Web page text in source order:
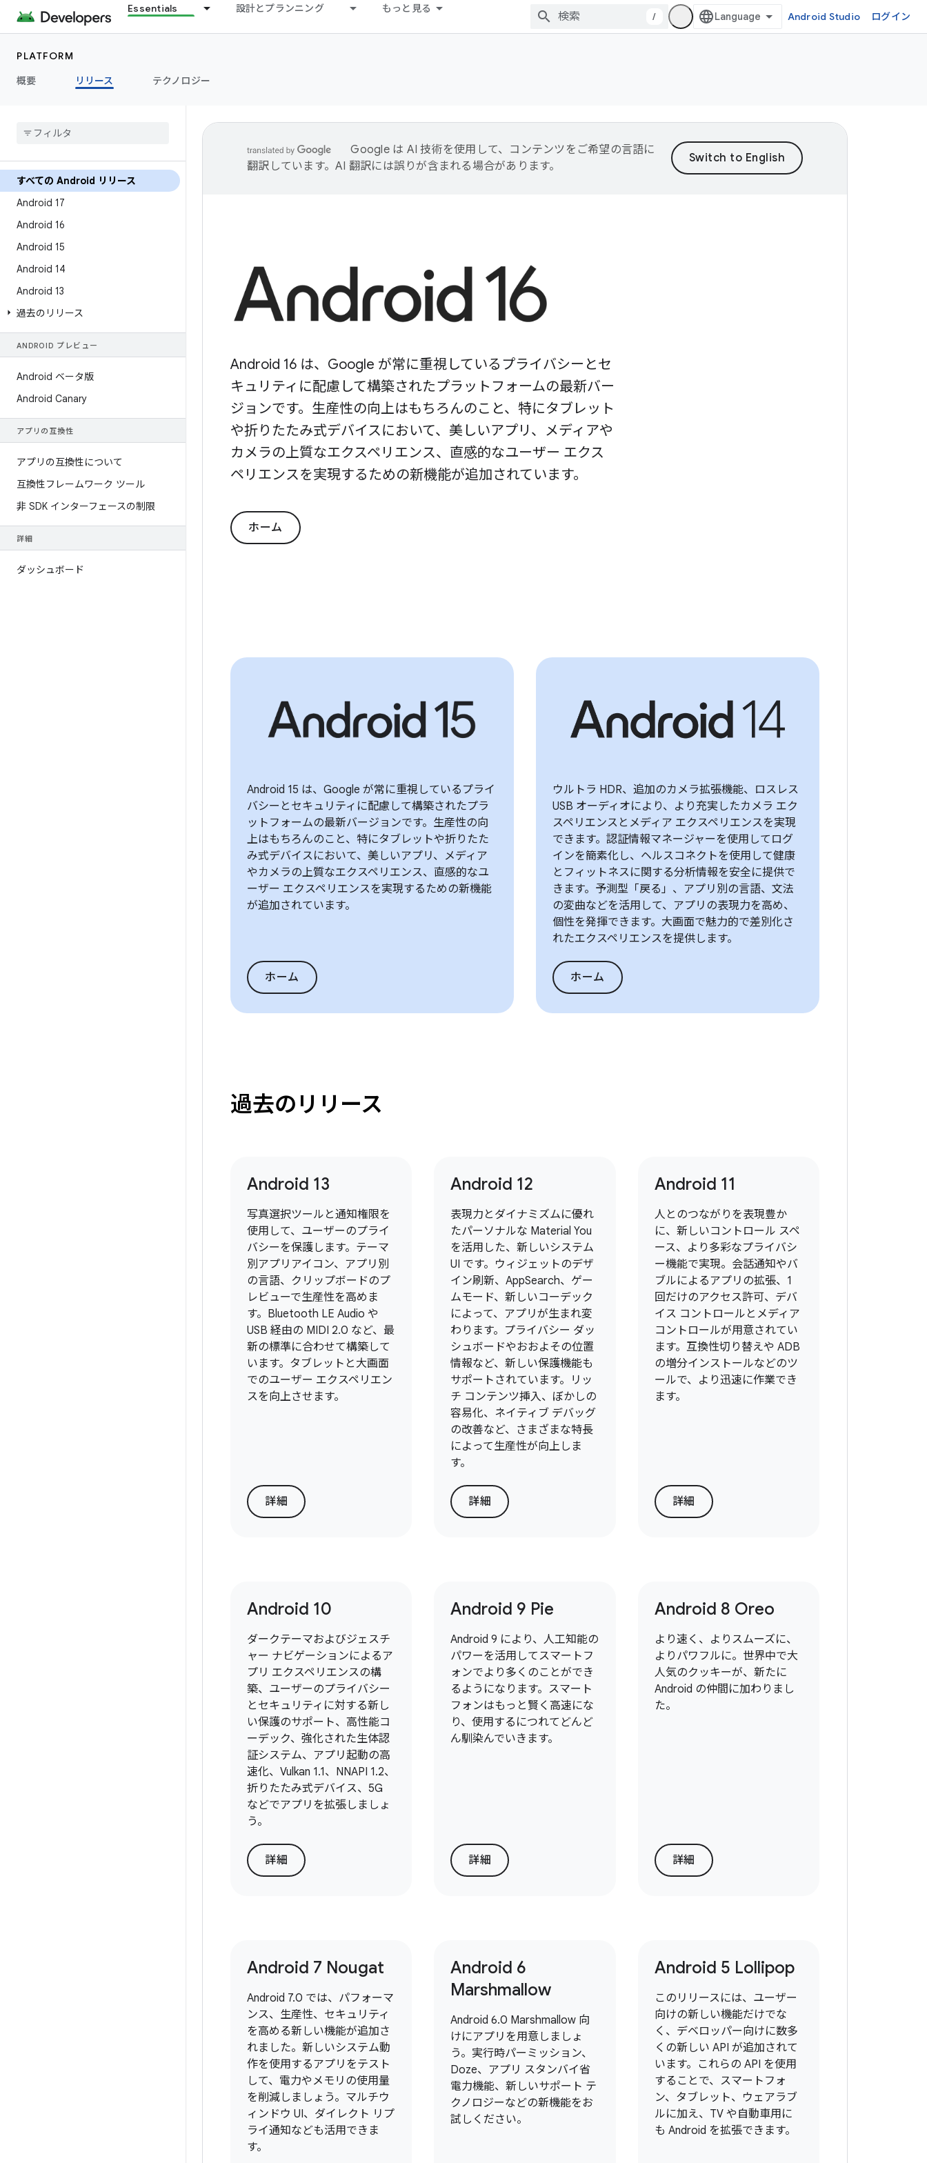
Essentials 設計とプランニング もっと見る
/ Android Studio ログイン
PLATFORM
概要
リリース テクノロジー
すべての Android リリース
Android 17
Android 16
Android 15
Android 14
Android 13
過去のリリース
ANDROID プレビュー
Android ベータ版
Android Canary
アプリの互換性
アプリの互換性について
互換性フレームワーク ツール
非 SDK インターフェースの制限
詳細
ダッシュボード
Google は AI 技術を使用して、コンテンツをご希望の言語に
翻訳しています。AI 翻訳には誤りが含まれる場合があります。
Android 16 は、Google が常に重視しているプライバシーとセ
キュリティに配慮して構築されたプラットフォームの最新バー
ジョンです。生産性の向上はもちろんのこと、特にタブレット
や折りたたみ式デバイスにおいて、美しいアプリ、メディアや
カメラの上質なエクスペリエンス、直感的なユーザー エクス
ペリエンスを実現するための新機能が追加されています。
ホーム
Android 15 は、Google が常に重視しているプライ
バシーとセキュリティに配慮して構築されたプラ
ットフォームの最新バージョンです。生産性の向
上はもちろんのこと、特にタブレットや折りたた
み式デバイスにおいて、美しいアプリ、メディア
やカメラの上質なエクスペリエンス、直感的なユ
ーザー エクスペリエンスを実現するための新機能
が追加されています。
ホーム
ウルトラ HDR、追加のカメラ拡張機能、ロスレス
USB オーディオにより、より充実したカメラ エク
スペリエンスとメディア エクスペリエンスを実現
できます。認証情報マネージャーを使用してログ
インを簡素化し、ヘルスコネクトを使用して健康
とフィットネスに関する分析情報を安全に提供で
きます。予測型「戻る」、アプリ別の言語、文法
の変曲などを活用して、アプリの表現力を高め、
個性を発揮できます。大画面で魅力的で差別化さ
れたエクスペリエンスを提供します。
ホーム
過去のリリース
Android 13
写真選択ツールと通知権限を
使用して、ユーザーのプライ
バシーを保護します。テーマ
別アプリアイコン、アプリ別
の言語、クリップボードのプ
レビューで生産性を高めま
す。Bluetooth LE Audio や
USB 経由の MIDI 2.0 など、最
新の標準に合わせて構築して
います。タブレットと大画面
でのユーザー エクスペリエン
スを向上させます。
詳細
Android 12
表現力とダイナミズムに優れ
たパーソナルな Material You
を活用した、新しいシステム
UI です。ウィジェットのデザ
イン刷新、AppSearch、ゲー
ムモード、新しいコーデック
によって、アプリが生まれ変
わります。プライバシー ダッ
シュボードやおおよその位置
情報など、新しい保護機能も
サポートされています。リッ
チ コンテンツ挿入、ぼかしの
容易化、ネイティブ デバッグ
の改善など、さまざまな特長
によって生産性が向上しま
す。
詳細
Android 11
人とのつながりを表現豊か
に、新しいコントロール スペ
ース、より多彩なプライバシ
ー機能で実現。会話通知やバ
ブルによるアプリの拡張、1
回だけのアクセス許可、デバ
イス コントロールとメディア
コントロールが用意されてい
ます。互換性切り替えや ADB
の増分インストールなどのツ
ールで、より迅速に作業でき
ます。
詳細
Android 10
ダークテーマおよびジェスチ
ャー ナビゲーションによるア
プリ エクスペリエンスの構
築、ユーザーのプライバシー
とセキュリティに対する新し
い保護のサポート、高性能コ
ーデック、強化された生体認
証システム、アプリ起動の高
速化、Vulkan 1.1、NNAPI 1.2、
折りたたみ式デバイス、5G
などでアプリを拡張しましょ
う。
詳細
Android 9 Pie
Android 9 により、人工知能の
パワーを活用してスマートフ
ォンでより多くのことができ
るようになります。スマート
フォンはもっと賢く高速にな
り、使用するにつれてどんど
ん馴染んでいきます。
詳細
Android 8 Oreo
より速く、よりスムーズに、
よりパワフルに。世界中で大
人気のクッキーが、新たに
Android の仲間に加わりまし
た。
詳細
Android 7 Nougat
Android 7.0 では、パフォーマ
ンス、生産性、セキュリティ
を高める新しい機能が追加さ
れました。新しいシステム動
作を使用するアプリをテスト
して、電力やメモリの使用量
を削減しましょう。マルチウ
ィンドウ UI、ダイレクト リプ
ライ通知なども活用できま
す。
Android 6
Marshmallow
Android 6.0 Marshmallow 向
けにアプリを用意しましょ
う。実行時パーミッション、
Doze、アプリ スタンバイ省
電力機能、新しいサポート テ
クノロジーなどの新機能をお
試しください。
Android 5 Lollipop
このリリースには、ユーザー
向けの新しい機能だけでな
く、デベロッパー向けに数多
くの新しい API が追加されて
います。これらの API を使用
することで、スマートフォ
ン、タブレット、ウェアラブ
ルに加え、TV や自動車用に
も Android を拡張できます。